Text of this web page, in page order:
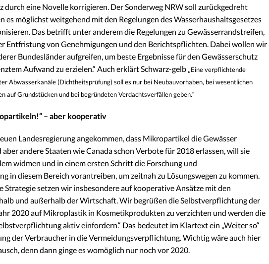
durch eine Novelle korrigieren. Der Sonderweg NRW soll zurückgedreht
es möglichst weitgehend mit den Regelungen des Wasserhaushaltsgesetzes
Das betrifft unter anderem die Regelungen zu Gewässerrandstreifen,
Entfristung von Genehmigungen und den Berichtspflichten. Dabei wollen wir
Bundesländer aufgreifen, um beste Ergebnisse für den Gewässerschutz
Aufwand zu erzielen.“ Auch erklärt Schwarz-gelb „Eine verpflichtende
Abwasserkanäle (Dichtheitsprüfung) soll es nur bei Neubauvorhaben, bei wesentlichen
auf Grundstücken und bei begründeten Verdachtsverfällen geben.“
– aber kooperativ
Landesregierung angekommen, dass Mikropartikel die Gewässer
andere Staaten wie Canada schon Verbote für 2018 erlassen, will sie
widmen und in einem ersten Schritt die Forschung und
in diesem Bereich vorantreiben, um zeitnah zu Lösungswegen zu kommen.
Strategie setzen wir insbesondere auf kooperative Ansätze mit den
und außerhalb der Wirtschaft. Wir begrüßen die Selbstverpflichtung der
2020 auf Mikroplastik in Kosmetikprodukten zu verzichten und werden die
aktiv einfordern.“ Das bedeutet im Klartext ein „Weiter so“
der Verbraucher in die Vermeidungsverpflichtung. Wichtig wäre auch hier
denn dann ginge es womöglich nur noch vor 2020.